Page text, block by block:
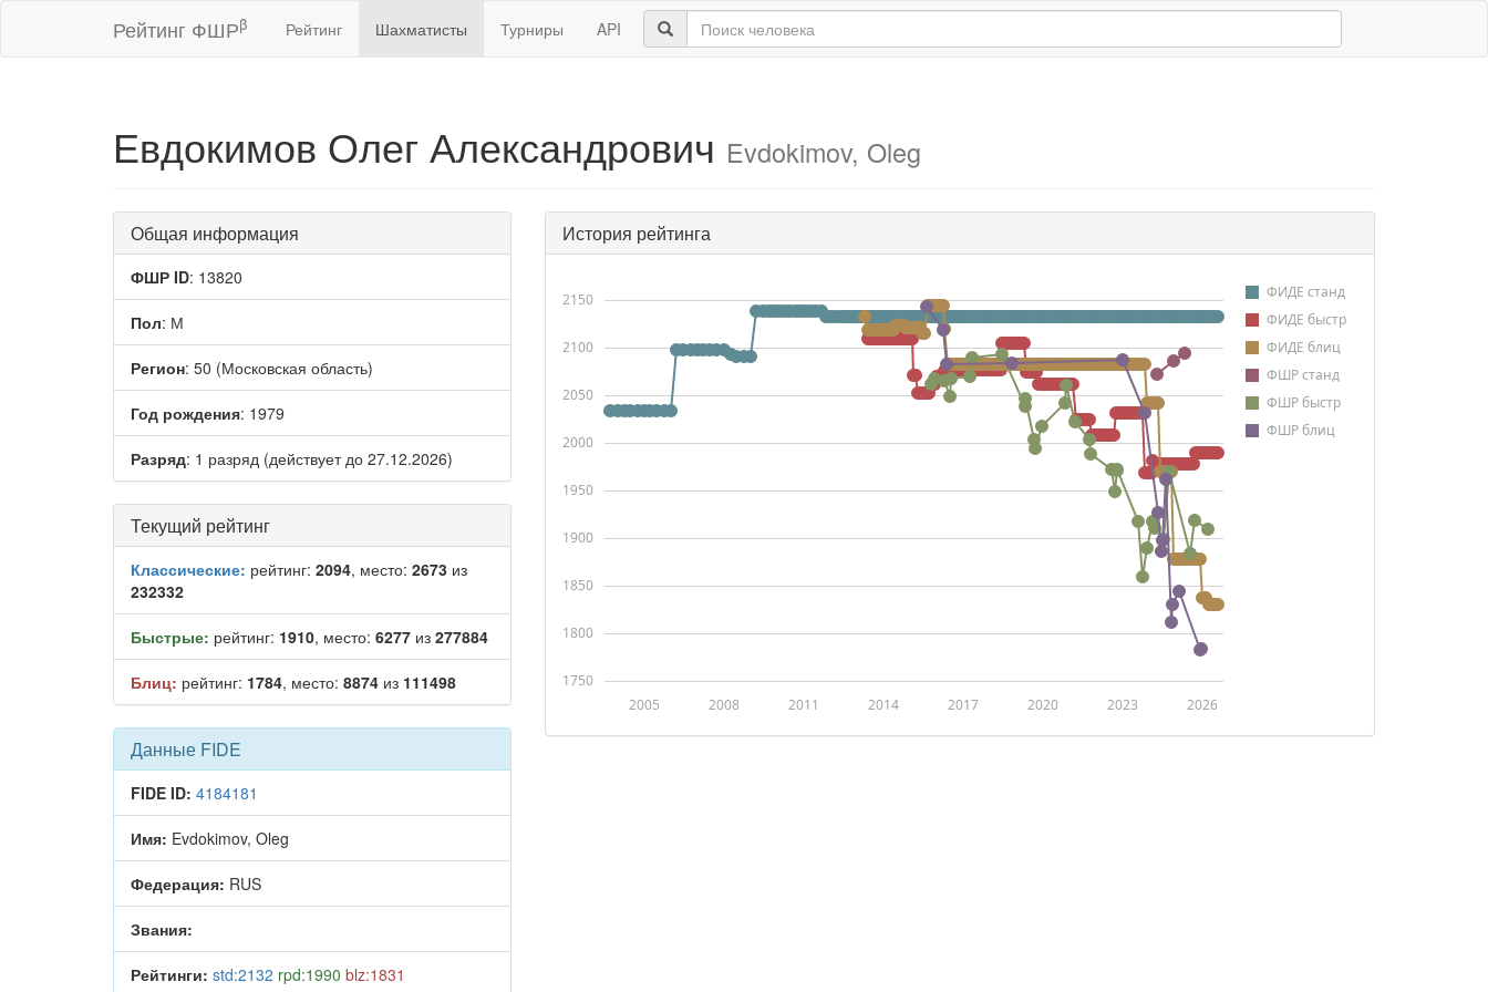
Рейтинг ФШРβ Рейтинг Шахматисты Турниры API
Евдокимов Олег Александрович Evdokimov, Oleg
Общая информация
ФШР ID: 13820
Пол: М
Регион: 50 (Московская область)
Год рождения: 1979
Разряд: 1 разряд (действует до 27.12.2026)
Текущий рейтинг
Классические: рейтинг: 2094, место: 2673 из
232332
Быстрые: рейтинг: 1910, место: 6277 из 277884
Блиц: рейтинг: 1784, место: 8874 из 111498
Данные FIDE
FIDE ID: 4184181
Имя: Evdokimov, Oleg
Федерация: RUS
Звания:
Рейтинги: std:2132 rpd:1990 blz:1831
История рейтинга
ФИДЕ станд
ФИДЕ быстр
ФИДЕ блиц
ФШР станд
ФШР быстр
ФШР блиц
2005 2008 2011 2014 2017 2020 2023 2026
1750
1800
1850
1900
1950
2000
2050
2100
2150